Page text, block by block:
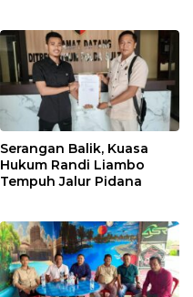
Serangan Balik, Kuasa
Hukum Randi Liambo
Tempuh Jalur Pidana